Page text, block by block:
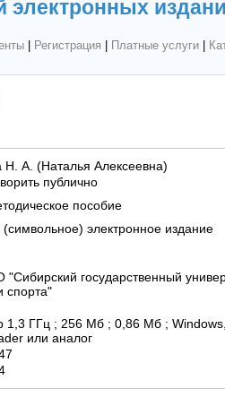
электронных
| Регистрация Платные услуги|
Н. А. (Наталья Алексеевна)
публично
пособие
(символьное) электронное издание
государственный
спорта"
1,3 ГГц ; 256 Мб ; 0,86 Мб ;
или аналог